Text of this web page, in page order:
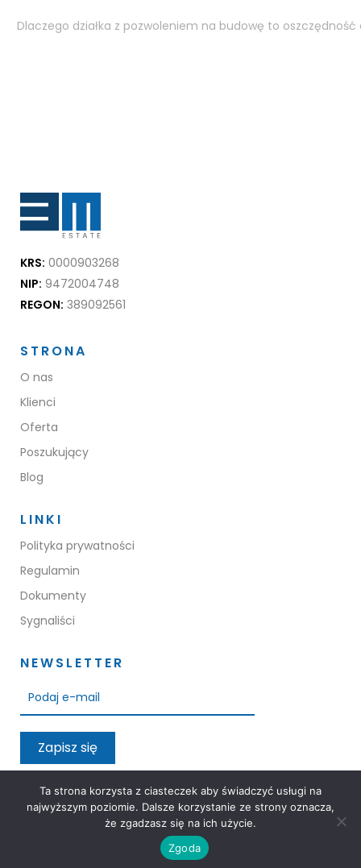
Dlaczego działka z pozwoleniem na budowę to oszczędność
KRS: 0000903268
NIP: 9472004748
REGON: 389092561
STRONA
O nas
Klienci
Oferta
Poszukujący
Blog
LINKI
Polityka prywatności
Regulamin
Dokumenty
Sygnaliści
NEWSLETTER
Zapisz się
3M Group © 2026
Ta strona korzysta z ciasteczek aby świadczyć usługi na
najwyższym poziomie. Dalsze korzystanie ze strony oznacza,
że zgadzasz się na ich użycie.
Zgoda